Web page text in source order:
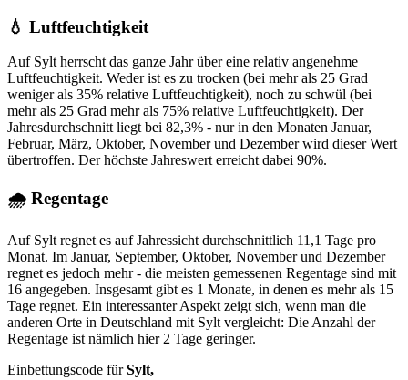
💧 Luftfeuchtigkeit
Auf Sylt herrscht das ganze Jahr über eine relativ angenehme
Luftfeuchtigkeit. Weder ist es zu trocken (bei mehr als 25 Grad
weniger als 35% relative Luftfeuchtigkeit), noch zu schwül (bei
mehr als 25 Grad mehr als 75% relative Luftfeuchtigkeit). Der
Jahresdurchschnitt liegt bei 82,3% - nur in den Monaten Januar,
Februar, März, Oktober, November und Dezember wird dieser Wert
übertroffen. Der höchste Jahreswert erreicht dabei 90%.
🌧 Regentage
Auf Sylt regnet es auf Jahressicht durchschnittlich 11,1 Tage pro
Monat. Im Januar, September, Oktober, November und Dezember
regnet es jedoch mehr - die meisten gemessenen Regentage sind mit
16 angegeben. Insgesamt gibt es 1 Monate, in denen es mehr als 15
Tage regnet. Ein interessanter Aspekt zeigt sich, wenn man die
anderen Orte in Deutschland mit Sylt vergleicht: Die Anzahl der
Regentage ist nämlich hier 2 Tage geringer.
Einbettungscode fürSylt,